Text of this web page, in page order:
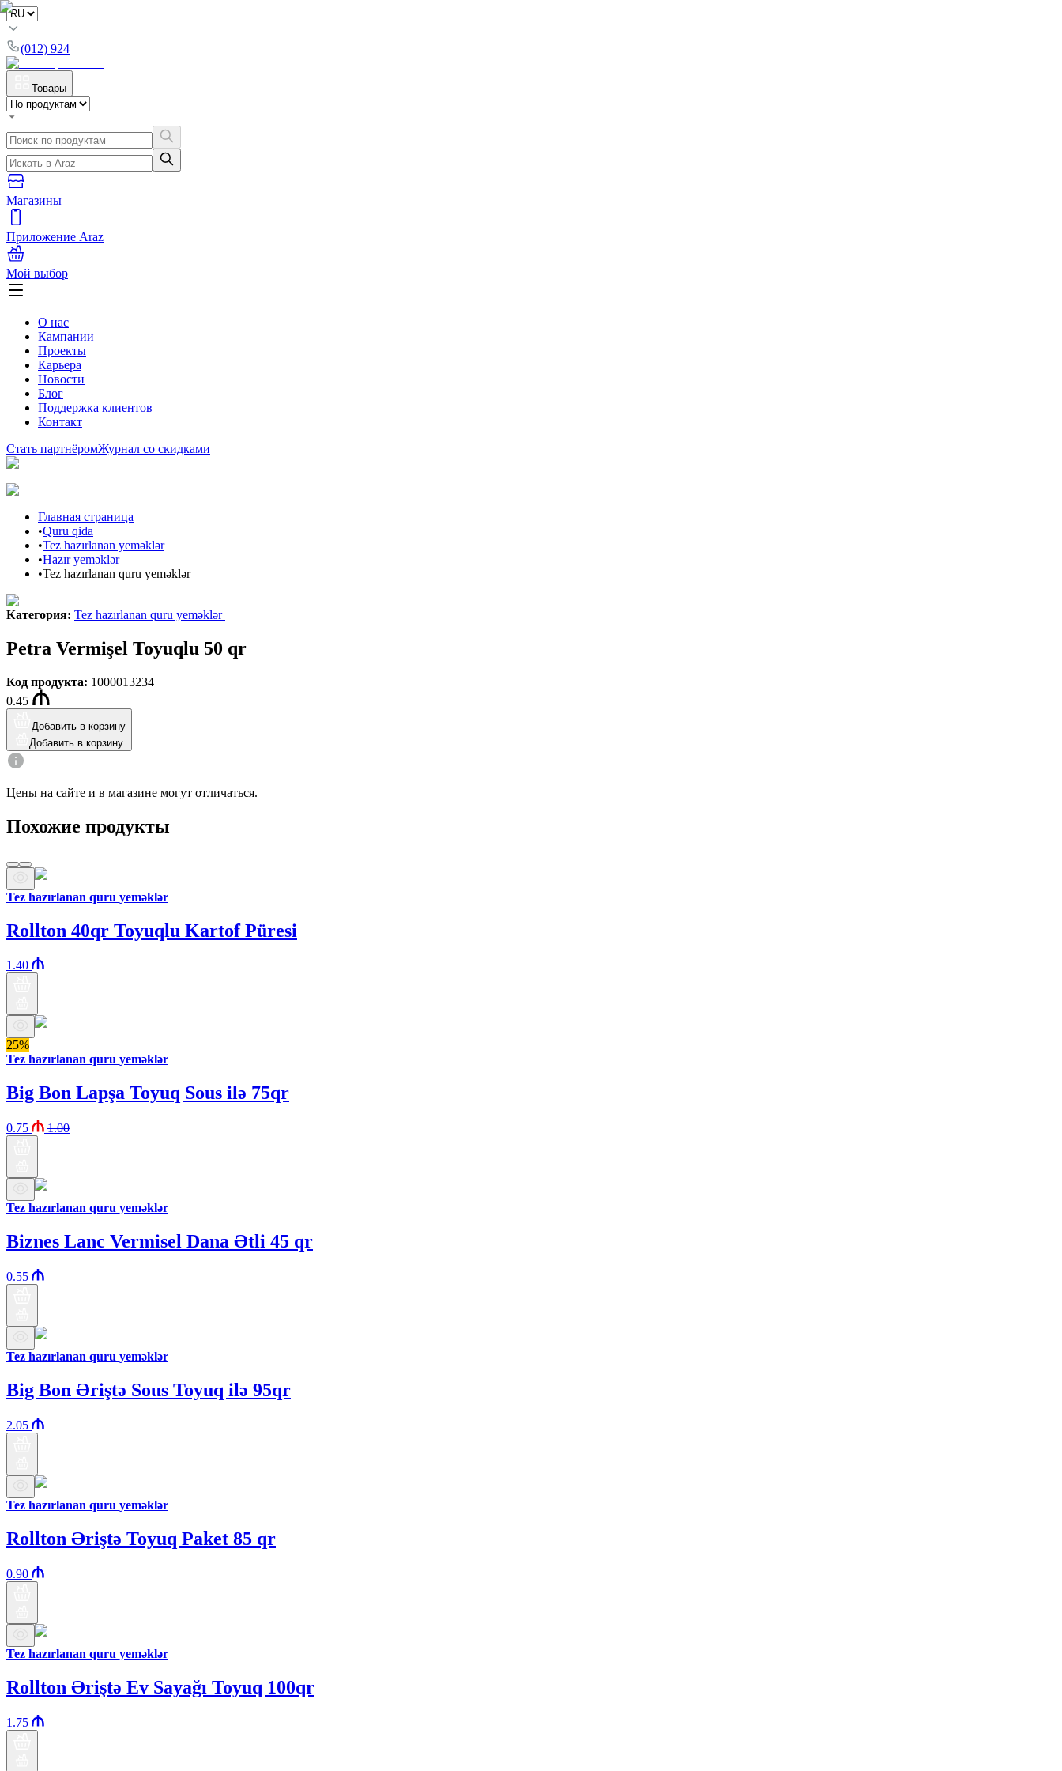
(012) 924
Товары
Магазины
Приложение Araz
Мой выбор
О нас
Кампании
Проекты
Карьера
Новости
Блог
Поддержка клиентов
Контакт
Стать партнёромЖурнал со скидками
Главная страница
•Quru qida
•Tez hazırlanan yeməklər
•Hazır yeməklər
•Tez hazırlanan quru yeməklər
Категория: Tez hazırlanan quru yeməklər
Petra Vermişel Toyuqlu 50 qr
Код продукта: 1000013234
0.45
Добавить в корзину
Добавить в корзину
Цены на сайте и в магазине могут отличаться.
Похожие продукты
Tez hazırlanan quru yeməklər
Rollton 40qr Toyuqlu Kartof Püresi
1.40
25%
Tez hazırlanan quru yeməklər
Big Bon Lapşa Toyuq Sous ilə 75qr
0.75 1.00
Tez hazırlanan quru yeməklər
Biznes Lanc Vermisel Dana Ətli 45 qr
0.55
Tez hazırlanan quru yeməklər
Big Bon Əriştə Sous Toyuq ilə 95qr
2.05
Tez hazırlanan quru yeməklər
Rollton Əriştə Toyuq Paket 85 qr
0.90
Tez hazırlanan quru yeməklər
Rollton Əriştə Ev Sayağı Toyuq 100qr
1.75